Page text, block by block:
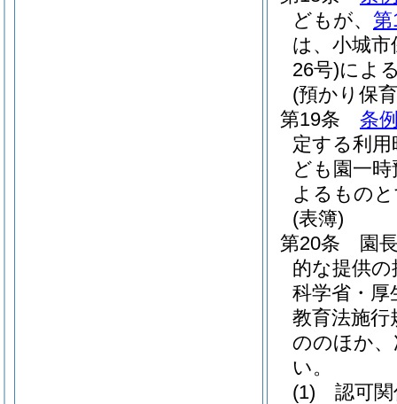
どもが、 第
は、小城市
26号)によ
(預かり保
第19条
条
定する利
ども園一
よるもの
(表簿)
第20条
園
的な提供
科学省・厚
教育法施行
ののほか
い。
(1)
認可